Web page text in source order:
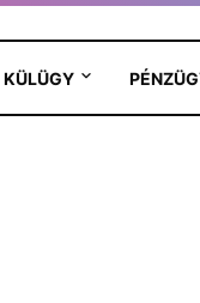
KÜLÜGY